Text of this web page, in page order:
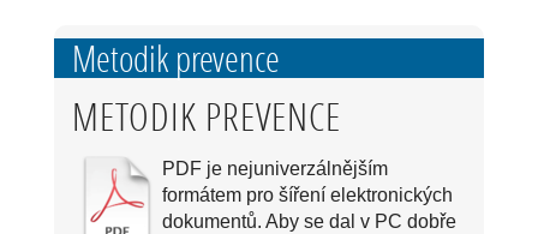
Metodik prevence
METODIK PREVENCE
PDF je nejuniverzálnějším
formátem pro šíření elektronických
dokumentů. Aby se dal v PC dobře